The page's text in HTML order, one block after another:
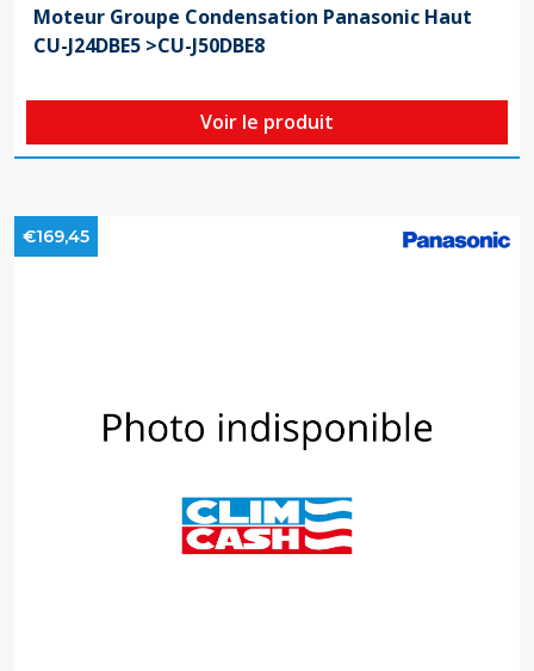
Moteur Groupe Condensation Panasonic Haut
CU-J24DBE5 >CU-J50DBE8
Voir le produit
€169,45